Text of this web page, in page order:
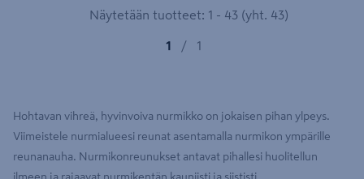
Näytetään tuotteet: 1 - 43 (yht. 43)
1 / 1
Hohtavan vihreä, hyvinvoiva nurmikko on jokaisen pihan ylpeys.
Viimeistele nurmialueesi reunat asentamalla nurmikon ympärille
reunanauha. Nurmikonreunukset antavat pihallesi huolitellun
ilmeen ja rajaavat nurmikentän kauniisti ja siististi.